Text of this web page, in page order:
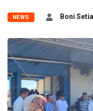
NEWS Boni